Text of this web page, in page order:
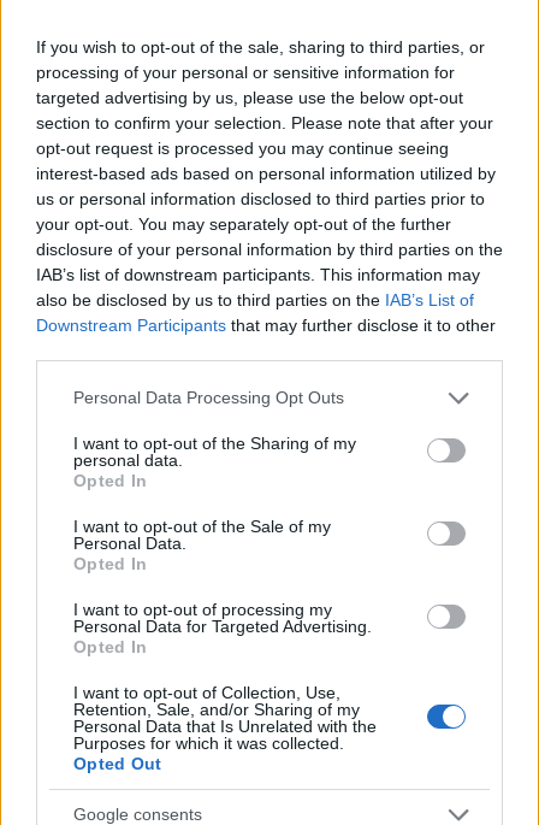
If you wish to opt-out of the sale, sharing to third parties, or
processing of your personal or sensitive information for
targeted advertising by us, please use the below opt-out
section to confirm your selection. Please note that after your
opt-out request is processed you may continue seeing
interest-based ads based on personal information utilized by
us or personal information disclosed to third parties prior to
your opt-out. You may separately opt-out of the further
disclosure of your personal information by third parties on the
IAB’s list of downstream participants. This information may
also be disclosed by us to third parties on the IAB’s List of
Downstream Participants that may further disclose it to other
Please note that this website/app uses one or more Google
not limited to your visit or usage behaviour. You may click to
grant or deny consent to Google and its third-party tags to
use your data for below specified purposes in below Google
consent section.
Personal Data Processing Opt Outs
I want to opt-out of the Sharing of my
personal data.
Opted In
I want to opt-out of the Sale of my
Personal Data.
Opted In
I want to opt-out of processing my
Personal Data for Targeted Advertising.
Opted In
I want to opt-out of Collection, Use,
Retention, Sale, and/or Sharing of my
Personal Data that Is Unrelated with the
Purposes for which it was collected.
Opted Out
Google consents
345 356 7512
Notizie in tempo reale?
Entra nel canale telegram di
GalluraOggi.it
Ricevi le nostre ultime news
F
a
ce
b
o
o
k
T
w
it
te
r
Pi
n
te
re
st
h
at
s
A
p
p
h
a
re
NOTIZIE RECENTI